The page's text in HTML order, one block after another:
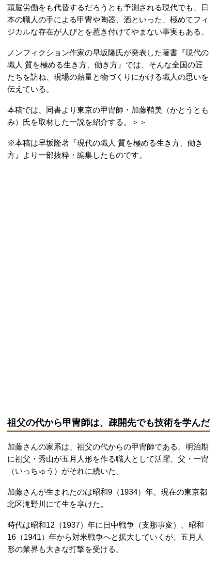
頭脳労働をも代替するだろうとも予測される現代でも、日
本の職人の手による甲冑や陶器、酒といった、極めてフィ
ジカルな存在が人びとを惹き付けてやまない事実もある。
ノンフィクション作家の早坂隆氏が発表した著書『現代の
職人 質を極める生き方、働き方』では、そんな全国の匠
たちを訪ね、現場の熱量と物づくりにかける職人の思いを
伝えている。
本稿では、同書より東京の甲冑師・加藤鞘美（かとうとも
み）氏を取材した一説を紹介する。＞＞
※本稿は早坂隆著『現代の職人 質を極める生き方、働き
方』より一部抜粋・編集したものです。
祖父の代から甲冑師は、疎開先でも技術を学んだ
加藤さんの家系は、祖父の代からの甲冑師である。明治期
に祖父・秀山が五月人形を作る職人として活躍。父・一冑
（いっちゅう）がそれに続いた。
加藤さんが生まれたのは昭和9（1934）年。現在の東京都
北区滝野川にて生を享けた。
時代は昭和12（1937）年に日中戦争（支那事変）、昭和
16（1941）年から対米戦争へと拡大していくが、五月人
形の業界も大きな打撃を受ける。